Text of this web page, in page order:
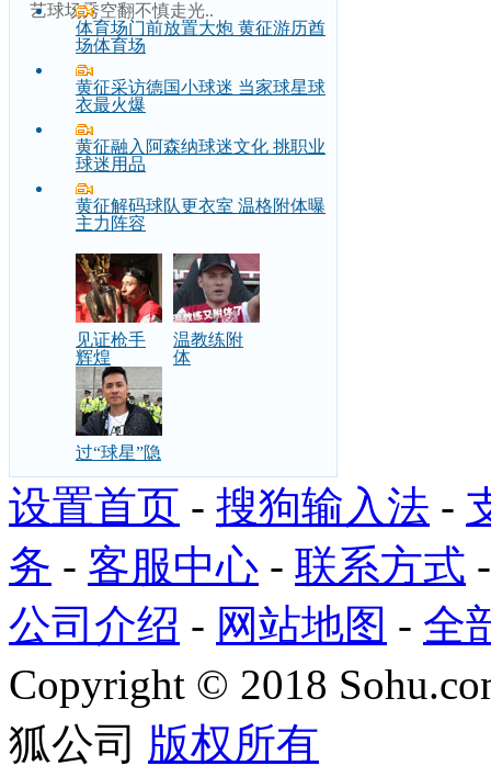
艺球场秀空翻不慎走光..
体育场门前放置大炮 黄征游历酋
场体育场
黄征采访德国小球迷 当家球星球
衣最火爆
黄征融入阿森纳球迷文化 挑职业
球迷用品
黄征解码球队更衣室 温格附体曝
主力阵容
见证枪手
辉煌
温教练附
体
过“球星”隐
设置首页 - 搜狗输入法 -
务 - 客服中心 - 联系方式
公司介绍 - 网站地图 - 全
Copyright © 2018
狐公司 版权所有